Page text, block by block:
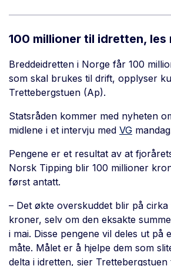
100 millioner til idretten, les
Breddeidretten i Norge får 100
som skal brukes til drift, opplyser
Trettebergstuen (Ap).
Statsråden kommer med nyheten
midlene i et intervju med VG
Pengene er et resultat av at
Norsk Tipping blir 100 millioner
først antatt.
– Det økte overskuddet blir på cirka
kroner, selv om den eksakte
i mai. Disse pengene vil deles ut på
måte. Målet er å hjelpe dem som
delta i idretten, sier Trettebergstuen